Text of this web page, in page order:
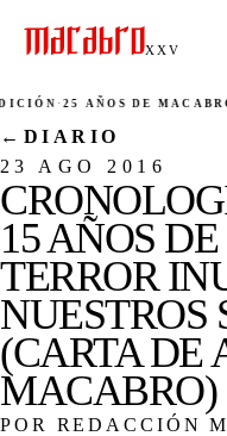
XXV
·25 AÑOS DE MACABRO
← DIARIO
23 AGO 2016
15 AÑOS
TERROR
NUESTROS
(CARTA DE
MACABRO)
POR REDACCIÓN